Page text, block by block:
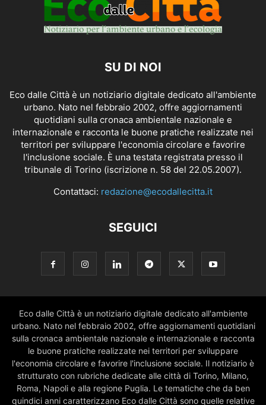
SU DI NOI
Eco dalle Città è un notiziario digitale dedicato all'ambiente
urbano. Nato nel febbraio 2002, offre aggiornamenti
quotidiani sulla cronaca ambientale nazionale e
internazionale e racconta le buone pratiche realizzate nei
territori per sviluppare l'economia circolare e favorire
l'inclusione sociale. È una testata registrata presso il
tribunale di Torino (iscrizione n. 58 del 22.05.2007).
Contattaci: redazione@ecodallecitta.it
SEGUICI
Eco dalle Città è un notiziario digitale dedicato all'ambiente
urbano. Nato nel febbraio 2002, offre aggiornamenti quotidiani
sulla cronaca ambientale nazionale e internazionale e racconta
le buone pratiche realizzate nei territori per sviluppare
l'economia circolare e favorire l'inclusione sociale. Il notiziario è
strutturato con rubriche dedicate alle città di Torino, Milano,
Roma, Napoli e alla regione Puglia. Le tematiche che da ben
quindici anni caratterizzano Eco dalle Città sono quelle relative